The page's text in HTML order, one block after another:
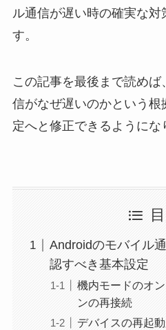
ル通信が遅い時の確実な対
す。
この記事を最後まで読め
信がなぜ遅いのかという根
定へと修正できるようにな
Androidのモバイル
認すべき基本設定
機内モードのオ
ンの再接続
デバイスの再起